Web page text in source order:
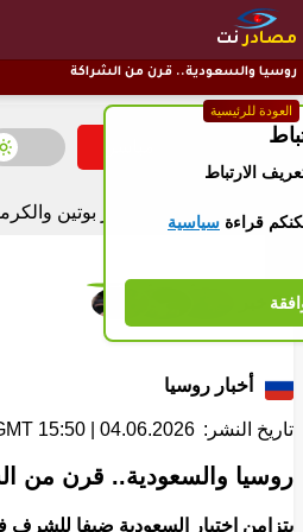
مصادرنت
العودة للرئيسية
روسيا والسعودية.. قرن من الشراكة